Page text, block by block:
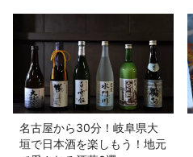
名古屋から30分！岐阜県大
垣で日本酒を楽しもう！地元